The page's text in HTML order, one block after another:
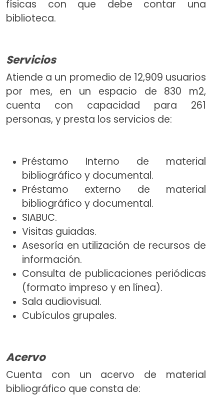
físicas con que debe contar una
biblioteca.
Servicios
Atiende a un promedio de 12,909 usuarios
por mes, en un espacio de 830 m2,
cuenta con capacidad para 261
personas, y presta los servicios de:
Préstamo Interno de material
bibliográfico y documental.
Préstamo externo de material
bibliográfico y documental.
SIABUC.
Visitas guiadas.
Asesoría en utilización de recursos de
información.
Consulta de publicaciones periódicas
(formato impreso y en línea).
Sala audiovisual.
Cubículos grupales.
Acervo
Cuenta con un acervo de material
bibliográfico que consta de: